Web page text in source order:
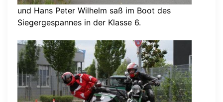
und Hans Peter Wilhelm saß im Boot des
Siegergespannes in der Klasse 6.